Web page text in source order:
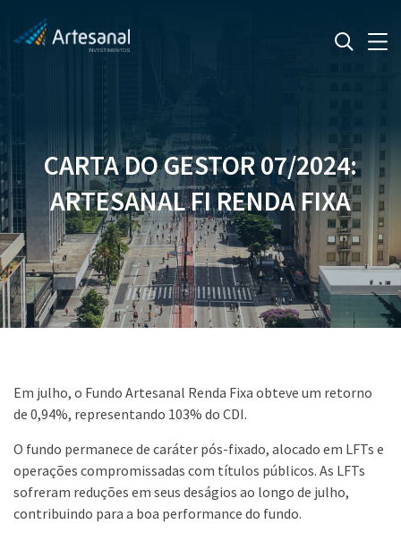
CARTA DO GESTOR 07/2024:
ARTESANAL FI RENDA FIXA
Em julho, o Fundo Artesanal Renda Fixa obteve um retorno
de 0,94%, representando 103% do CDI.
O fundo permanece de caráter pós-fixado, alocado em LFTs e
operações compromissadas com títulos públicos. As LFTs
sofreram reduções em seus deságios ao longo de julho,
contribuindo para a boa performance do fundo.